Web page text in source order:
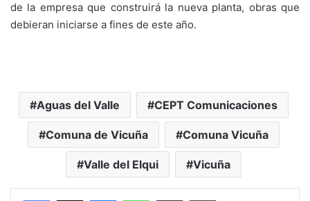
de la empresa que construirá la nueva planta, obras que
debieran iniciarse a fines de este año.
Aguas del Valle CEPT Comunicaciones
Comuna de Vicuña Comuna Vicuña
Valle del Elqui Vicuña